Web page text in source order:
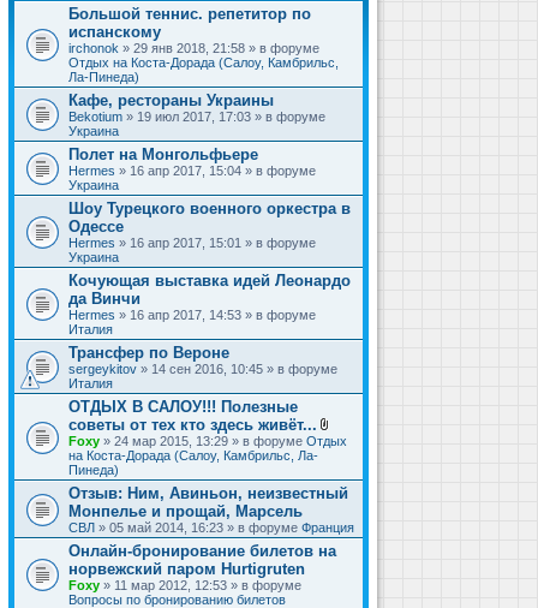
Большой теннис. репетитор по
испанскому
irchonok » 29 янв 2018, 21:58 » в форуме
Отдых на Коста-Дорада (Салоу, Камбрильс,
Ла-Пинеда)
Кафе, рестораны Украины
Bekotium » 19 июл 2017, 17:03 » в форуме
Украина
Полет на Монгольфьере
Hermes » 16 апр 2017, 15:04 » в форуме
Украина
Шоу Турецкого военного оркестра в
Одессе
Hermes » 16 апр 2017, 15:01 » в форуме
Украина
Кочующая выставка идей Леонардо
да Винчи
Hermes » 16 апр 2017, 14:53 » в форуме
Италия
Трансфер по Вероне
sergeykitov » 14 сен 2016, 10:45 » в форуме
Италия
ОТДЫХ В САЛОУ!!! Полезные
советы от тех кто здесь живёт...
В
л
ж
е
и
я
Foxy » 24 мар 2015, 13:29 » в форуме Отдых
на Коста-Дорада (Салоу, Камбрильс, Ла-
Пинеда)
Отзыв: Ним, Авиньон, неизвестный
Монпелье и прощай, Марсель
СВЛ » 05 май 2014, 16:23 » в форуме Франция
Онлайн-бронирование билетов на
норвежский паром Hurtigruten
Foxy » 11 мар 2012, 12:53 » в форуме
Вопросы по бронированию билетов